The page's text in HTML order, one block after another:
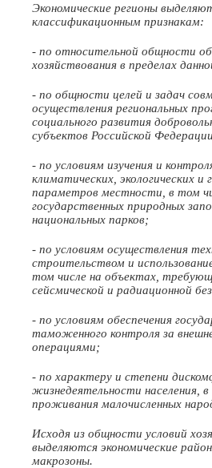
Экономические регионы
классификационным признакам:
- по относительной общности
хозяйствования в пределах
- по общности целей и задач
осуществления региональных
социального развития
субъектов Российской
- по условиям изучения и
климатических, экологических и
параметров местности, в том
государственных природных
национальных парков;
- по условиям осуществления
строительством и
том числе на объектах,
сейсмической и радиационной
- по условиям обеспечения
таможенного контроля за
операциями;
- по характеру и степени
жизнедеятельности населения,
проживания малочисленных
Исходя из общности условий
выделяются экономические
макрозоны.